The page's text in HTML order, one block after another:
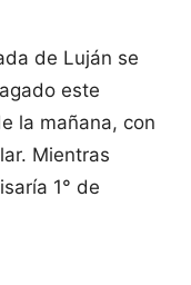
de Luján se
este
la mañana, con
Mientras
1° de